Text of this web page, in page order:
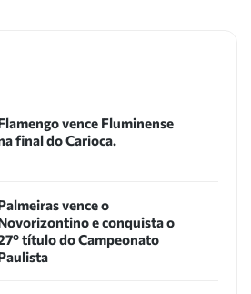
vence Fluminense
final do Carioca.
vence o
e conquista o
título do Campeonato